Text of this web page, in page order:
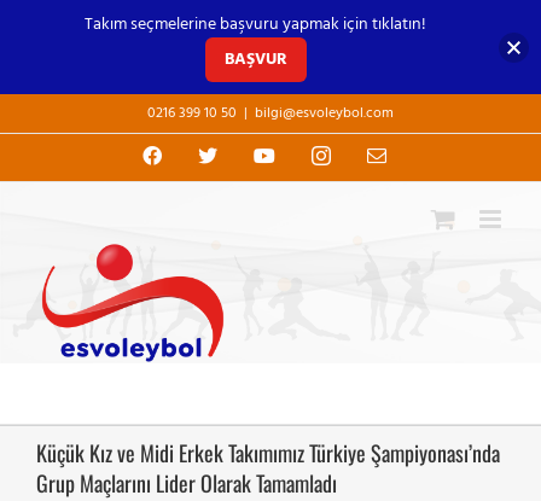
to
0216 399 10 50 | bilgi@esvoleybol.com
Facebook
X YouTubeInstagram
E-
Küçük Kız ve Midi Erkek Takımımız Türkiye Şampiyonası’nda
Grup Maçlarını Lider Olarak Tamamladı
Takım seçmelerine başvuru yapmak için tıklatın!
BAŞVUR